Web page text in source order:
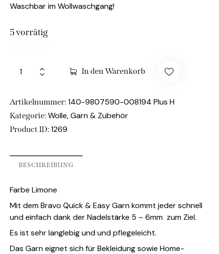
Waschbar im Wollwaschgang!
5 vorrätig
In den Warenkorb
Artikelnummer: 140-9807590-008194 Plus H
Kategorie: Wolle, Garn & Zubehör
Product ID: 1269
BESCHREIBUNG
Farbe Limone
Mit dem Bravo Quick & Easy Garn kommt jeder schnell
und einfach dank der Nadelstärke 5 – 6mm zum Ziel.
Es ist sehr langlebig und und pflegeleicht.
Das Garn eignet sich für Bekleidung sowie Home-